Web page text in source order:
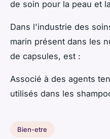
de soin pour la peau et
Dans l'industrie des
marin présent dans les
de capsules, est :
Associé à des agents
utilisés dans les
Bien-etre